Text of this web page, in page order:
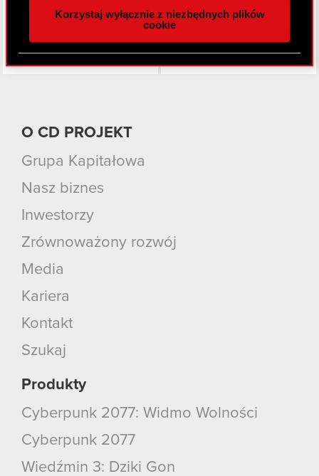
z naszej witryny, udostępniamy partnerom
Partnerzy mogą połączyć te informacje z innymi
danymi otrzymanymi od Ciebie lub uzyskanymi
Korzystaj wyłącznie z niezbędnych plików
cookie
O CD PROJEKT
Grupa Kapitałowa
Nasz biznes
Inwestorzy
Zrównoważony rozwój
Media
Kariera
Kontakt
Szukaj
Produkty
Cyberpunk 2077: Widmo Wolności
Cyberpunk 2077
Wiedźmin 3: Dziki Gon